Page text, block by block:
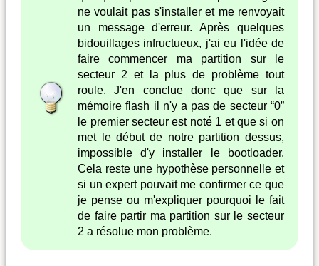
ne voulait pas s'installer et me renvoyait
un message d'erreur. Après quelques
bidouillages infructueux, j'ai eu l'idée de
faire commencer ma partition sur le
secteur 2 et la plus de problème tout
roule. J'en conclue donc que sur la
mémoire flash il n'y a pas de secteur “0”
le premier secteur est noté 1 et que si on
met le début de notre partition dessus,
impossible d'y installer le bootloader.
Cela reste une hypothèse personnelle et
si un expert pouvait me confirmer ce que
je pense ou m'expliquer pourquoi le fait
de faire partir ma partition sur le secteur
2 a résolue mon problème.